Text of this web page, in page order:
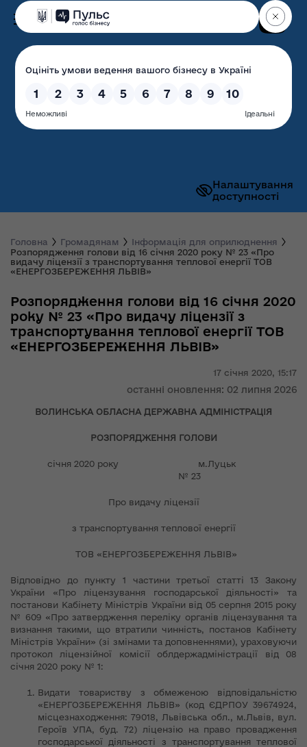
Налаштування
доступності
Волинська обласна
державна адміністрація
Головна Громадянам
Інформація для оприлюднення
Розпорядження голови від 16 січня 2020 року № 23 «Про
видачу ліцензії з транспортування теплової енергії ТОВ
«ЕНЕРГОЗБЕРЕЖЕННЯ ЛЬВІВ»
17 січня 2020, 15:17
останні оновлення: 02 липня 2026
Розпорядження голови від 16 січня 2020
року № 23 «Про видачу ліцензії з
транспортування теплової енергії ТОВ
«ЕНЕРГОЗБЕРЕЖЕННЯ ЛЬВІВ»
ВОЛИНСЬКА ОБЛАСНА ДЕРЖАВНА АДМІНІСТРАЦІЯ
РОЗПОРЯДЖЕННЯ ГОЛОВИ
січня 2020 року м.Луцьк
№ 23
Про видачу ліцензії
з транспортування теплової енергії
ТОВ «ЕНЕРГОЗБЕРЕЖЕННЯ ЛЬВІВ»
Відповідно до пункту 1 частини третьої статті 13 Закону
України «Про ліцензування господарської діяльності» та
постанови Кабінету Міністрів України від 05 серпня 2015 року
№ 609 «Про затвердження переліку органів ліцензування та
визнання такими, що втратили чинність, постанов Кабінету
Міністрів України» (зі змінами та доповненнями), ураховуючи
протокол ліцензійної комісії облдержадміністрації від 08
січня 2020 року № 1:
Видати товариству з обмеженою відповідальністю
«ЕНЕРГОЗБЕРЕЖЕННЯ ЛЬВІВ» (код ЄДРПОУ 39674924,
місцезнаходження: 79018, Львівська обл., м.Львів, вул.
Героїв УПА, буд. 72) ліцензію на право провадження
господарської діяльності з транспортування теплової